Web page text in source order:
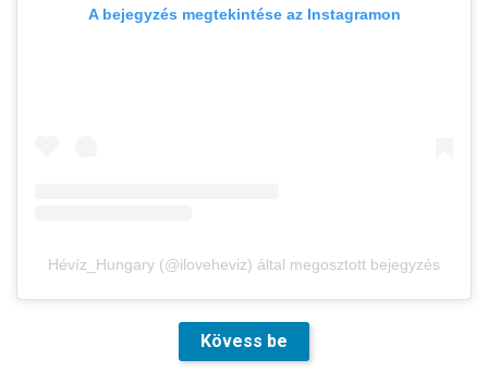
A bejegyzés megtekintése az Instagramon
Hévíz_Hungary (@iloveheviz) által megosztott bejegyzés
Kövess be